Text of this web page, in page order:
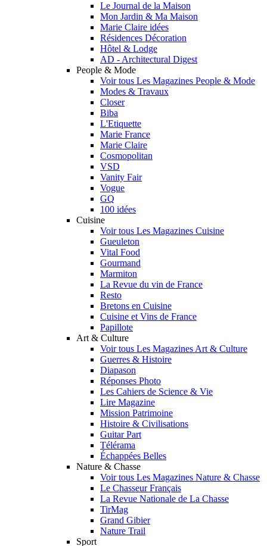
Le Journal de la Maison
Mon Jardin & Ma Maison
Marie Claire idées
Résidences Décoration
Hôtel & Lodge
AD - Architectural Digest
People & Mode
Voir tous Les Magazines People & Mode
Modes & Travaux
Closer
Biba
L'Etiquette
Marie France
Marie Claire
Cosmopolitan
VSD
Vanity Fair
Vogue
GQ
100 idées
Cuisine
Voir tous Les Magazines Cuisine
Gueuleton
Vital Food
Gourmand
Marmiton
La Revue du vin de France
Resto
Bretons en Cuisine
Cuisine et Vins de France
Papillote
Art & Culture
Voir tous Les Magazines Art & Culture
Guerres & Histoire
Diapason
Réponses Photo
Les Cahiers de Science & Vie
Lire Magazine
Mission Patrimoine
Histoire & Civilisations
Guitar Part
Télérama
Échappées Belles
Nature & Chasse
Voir tous Les Magazines Nature & Chasse
Le Chasseur Français
La Revue Nationale de La Chasse
TirMag
Grand Gibier
Nature Trail
Sport